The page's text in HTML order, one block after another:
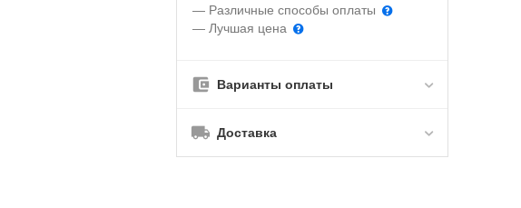
— Различные способы оплаты
— Лучшая цена
Варианты оплаты
Доставка